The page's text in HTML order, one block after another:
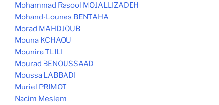
Mohammad Rasool MOJALLIZADEH
Mohand-Lounes BENTAHA
Morad MAHDJOUB
Mouna KCHAOU
Mounira TLILI
Mourad BENOUSSAAD
Moussa LABBADI
Muriel PRIMOT
Nacim Meslem